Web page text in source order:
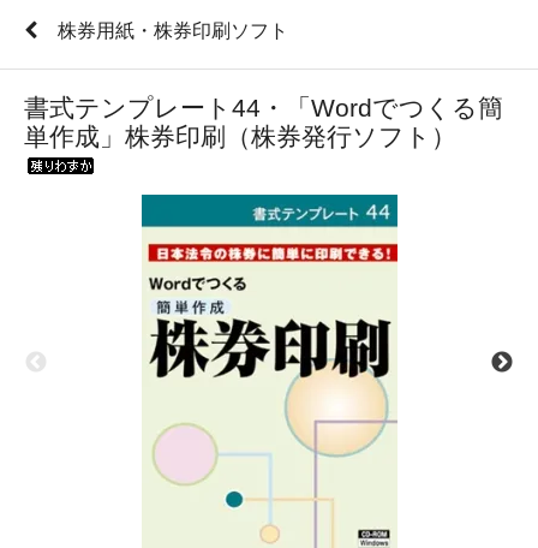
株券用紙・株券印刷ソフト
書式テンプレート44・「Wordでつくる簡
単作成」株券印刷（株券発行ソフト）